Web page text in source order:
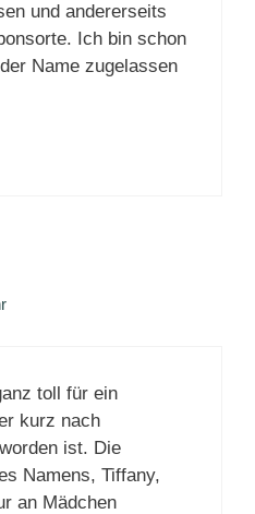
und andererseits
Ich bin schon
Name zugelassen
toll für ein
kurz nach
ist. Die
Namens, Tiffany,
an Mädchen